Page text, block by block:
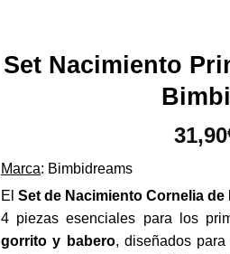
Set Nacimiento
31,90
Marca: Bimbidreams
El Set de Nacimiento Cornelia
4 piezas esenciales para los
gorrito y babero, diseñados